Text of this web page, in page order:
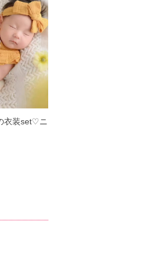
衣装set♡ニ